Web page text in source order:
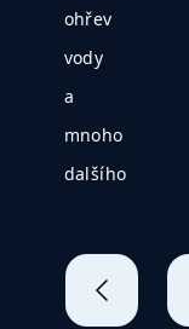
ohřev
vody
a
mnoho
dalšího​